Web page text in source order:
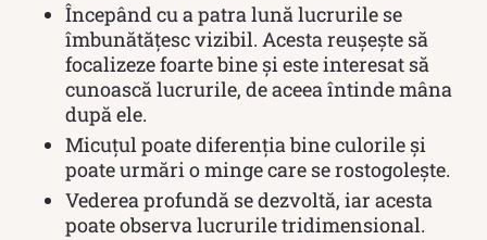
Începând cu a patra lună lucrurile se
îmbunătățesc vizibil. Acesta reușește să
focalizeze foarte bine și este interesat să
cunoască lucrurile, de aceea întinde mâna
după ele.
Micuțul poate diferenția bine culorile și
poate urmări o minge care se rostogolește.
Vederea profundă se dezvoltă, iar acesta
poate observa lucrurile tridimensional.